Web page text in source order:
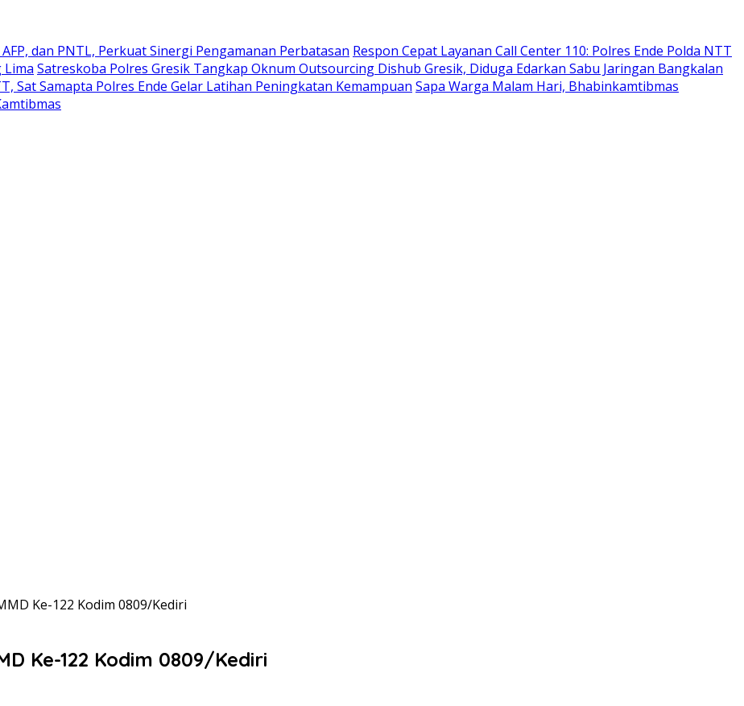
dan PNTL, Perkuat Sinergi Pengamanan Perbatasan Respon Cepat Layanan Call Center 110: Polres Ende Polda NTT
Lima Satreskoba Polres Gresik Tangkap Oknum Outsourcing Dishub Gresik, Diduga Edarkan Sabu Jaringan Bangkalan
Sat Samapta Polres Ende Gelar Latihan Peningkatan Kemampuan Sapa Warga Malam Hari, Bhabinkamtibmas
Ke-122 Kodim 0809/Kediri
Ke-122 Kodim 0809/Kediri